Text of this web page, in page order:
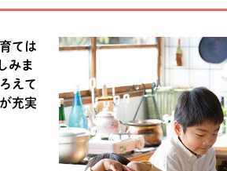
ては
みま
えて
充実